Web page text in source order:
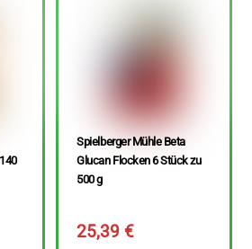
Spielberger Mühle Beta
Glucan Flocken 6 Stück zu
500 g
25,39€